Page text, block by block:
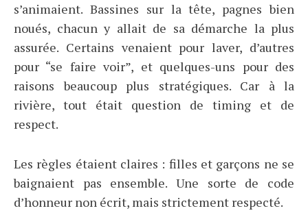
s’animaient. Bassines sur la tête, pagnes bien
noués, chacun y allait de sa démarche la plus
assurée. Certains venaient pour laver, d’autres
pour “se faire voir”, et quelques-uns pour des
raisons beaucoup plus stratégiques. Car à la
rivière, tout était question de timing et de
respect.
Les règles étaient claires : filles et garçons ne se
baignaient pas ensemble. Une sorte de code
d’honneur non écrit, mais strictement respecté.